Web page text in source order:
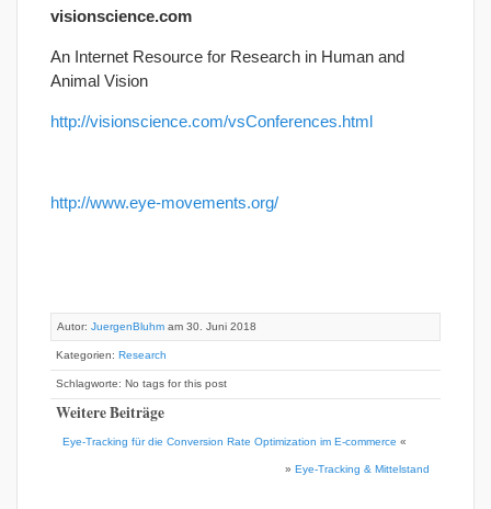
visionscience.com
An Internet Resource for Research in Human and
Animal Vision
http://visionscience.com/vsConferences.html
http://www.eye-movements.org/
Autor: JuergenBluhm am 30. Juni 2018
Kategorien: Research
Schlagworte: No tags for this post
Weitere Beiträge
Eye-Tracking für die Conversion Rate Optimization im E-commerce «
» Eye-Tracking & Mittelstand